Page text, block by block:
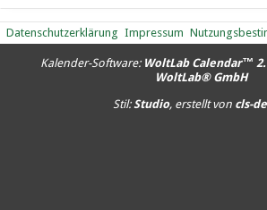
Datenschutzerklärung Impressum
Kalender-Software: WoltLab Calendar™
WoltLab® GmbH
Stil:Studio, erstellt von cls-